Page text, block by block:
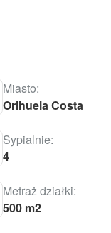
Miasto:
Orihuela Costa
Sypialnie:
4
Metraż działki:
500 m2